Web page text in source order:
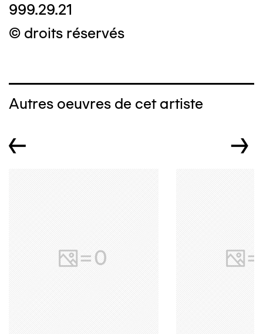
999.29.21
© droits réservés
Autres oeuvres de cet artiste
← →